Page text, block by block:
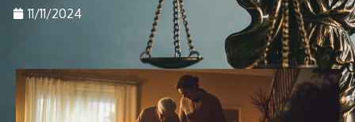
11/11/2024